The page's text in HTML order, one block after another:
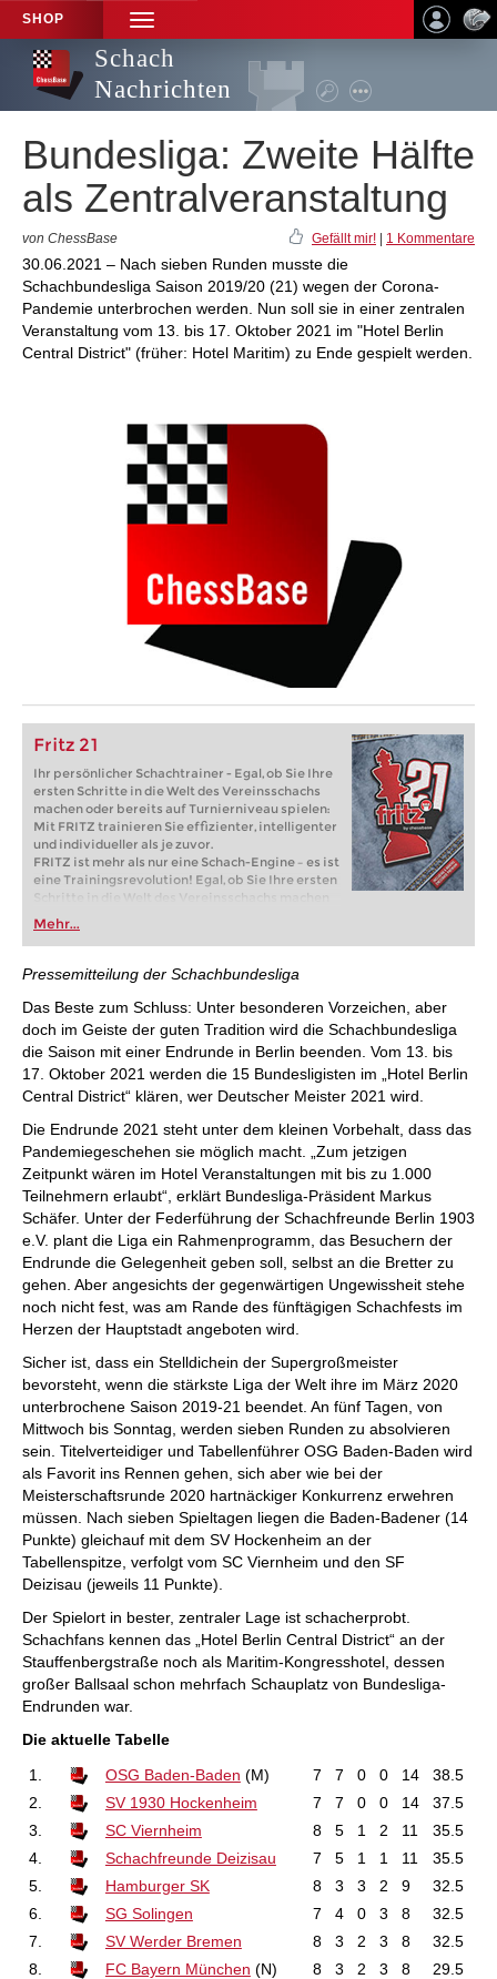
SHOP
TOGGLE
NAVIGATION
Schach
Nachrichten
Bundesliga: Zweite Hälfte
als Zentralveranstaltung
von ChessBase Gefällt mir! 1 Kommentare
30.06.2021 – Nach sieben Runden musste die
Schachbundesliga Saison 2019/20 (21) wegen der Corona-
Pandemie unterbrochen werden. Nun soll sie in einer zentralen
Veranstaltung vom 13. bis 17. Oktober 2021 im "Hotel Berlin
Central District" (früher: Hotel Maritim) zu Ende gespielt werden.
Fritz 21
Ihr persönlicher Schachtrainer - Egal, ob Sie Ihre
ersten Schritte in die Welt des Vereinsschachs
machen oder bereits auf Turnierniveau spielen:
Mit FRITZ trainieren Sie effizienter, intelligenter
und individueller als je zuvor.
FRITZ ist mehr als nur eine Schach-Engine – es ist
eine Trainingsrevolution! Egal, ob Sie Ihre ersten
Schritte in die Welt des Vereinsschachs machen
oder bereits auf Turnierniveau spielen: Mit
FRITZ trainieren Sie effizienter, intelligenter und
individueller als je zuvor.
Mehr...
Pressemitteilung der Schachbundesliga
Das Beste zum Schluss: Unter besonderen Vorzeichen, aber
doch im Geiste der guten Tradition wird die Schachbundesliga
die Saison mit einer Endrunde in Berlin beenden. Vom 13. bis
17. Oktober 2021 werden die 15 Bundesligisten im „Hotel Berlin
Central District“ klären, wer Deutscher Meister 2021 wird.
Die Endrunde 2021 steht unter dem kleinen Vorbehalt, dass das
Pandemiegeschehen sie möglich macht. „Zum jetzigen
Zeitpunkt wären im Hotel Veranstaltungen mit bis zu 1.000
Teilnehmern erlaubt“, erklärt Bundesliga-Präsident Markus
Schäfer. Unter der Federführung der Schachfreunde Berlin 1903
e.V. plant die Liga ein Rahmenprogramm, das Besuchern der
Endrunde die Gelegenheit geben soll, selbst an die Bretter zu
gehen. Aber angesichts der gegenwärtigen Ungewissheit stehe
noch nicht fest, was am Rande des fünftägigen Schachfests im
Herzen der Hauptstadt angeboten wird.
Sicher ist, dass ein Stelldichein der Supergroßmeister
bevorsteht, wenn die stärkste Liga der Welt ihre im März 2020
unterbrochene Saison 2019-21 beendet. An fünf Tagen, von
Mittwoch bis Sonntag, werden sieben Runden zu absolvieren
sein. Titelverteidiger und Tabellenführer OSG Baden-Baden wird
als Favorit ins Rennen gehen, sich aber wie bei der
Meisterschaftsrunde 2020 hartnäckiger Konkurrenz erwehren
müssen. Nach sieben Spieltagen liegen die Baden-Badener (14
Punkte) gleichauf mit dem SV Hockenheim an der
Tabellenspitze, verfolgt vom SC Viernheim und den SF
Deizisau (jeweils 11 Punkte).
Der Spielort in bester, zentraler Lage ist schacherprobt.
Schachfans kennen das „Hotel Berlin Central District“ an der
Stauffenbergstraße noch als Maritim-Kongresshotel, dessen
großer Ballsaal schon mehrfach Schauplatz von Bundesliga-
Endrunden war.
Die aktuelle Tabelle
1.
OSG Baden-Baden (M) 7 7 0 0 14
38.5
2.
SV 1930 Hockenheim 7 7 0 0 14
37.5
3.
SC Viernheim 8 5 1 2 11
35.5
4.
Schachfreunde Deizisau 7 5 1 1 11
35.5
5.
Hamburger SK 8 3 3 2 9
32.5
6.
SG Solingen 7 4 0 3 8
32.5
7.
SV Werder Bremen 8 3 2 3 8
32.5
8.
FC Bayern München (N) 8 3 2 3 8
29.5